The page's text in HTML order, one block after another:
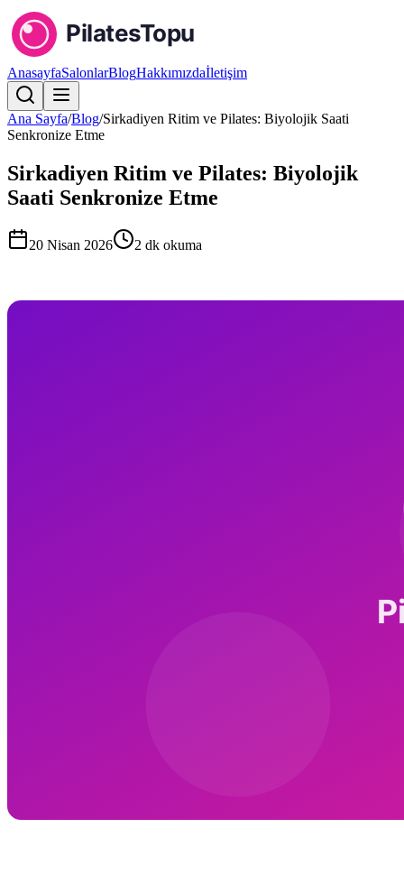
AnasayfaSalonlarBlogHakkımızdaİletişim
Ana Sayfa/Blog/Sirkadiyen Ritim ve Pilates: Biyolojik Saati
Senkronize Etme
Sirkadiyen Ritim ve Pilates: Biyolojik
Saati Senkronize Etme
20 Nisan 2026 2 dk okuma